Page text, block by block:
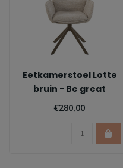
Eetkamerstoel Lotte
bruin - Be great
cream 11
€280,00